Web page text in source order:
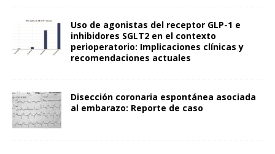
Uso de agonistas del receptor GLP-1 e
inhibidores SGLT2 en el contexto
perioperatorio: Implicaciones clínicas y
recomendaciones actuales
Disección coronaria espontánea asociada
al embarazo: Reporte de caso